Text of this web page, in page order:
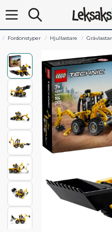
Fordonstyper Hjullastare